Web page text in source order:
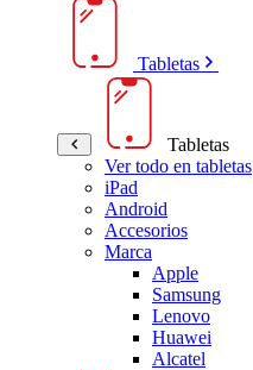
Tabletas
Tabletas
Ver todo en tabletas
iPad
Android
Accesorios
Marca
Apple
Samsung
Lenovo
Huawei
Alcatel